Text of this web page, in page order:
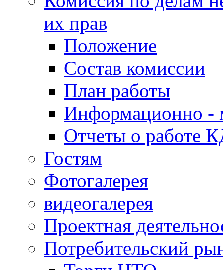
их прав
Положение
Состав комиссии
План работы
Информационно -
Отчеты о работе
Гостям
Фотогалерея
видеогалерея
Проектная
Потребительский